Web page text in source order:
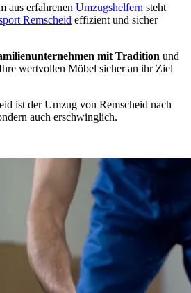
aus erfahrenen Umzugshelfern steht
Remscheid effizient und sicher
mit Tradition und
wertvollen Möbel sicher an ihr Ziel
ist der Umzug von Remscheid nach
auch erschwinglich.